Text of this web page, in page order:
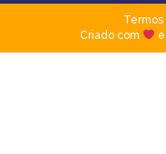
Termos|
Criado com
e